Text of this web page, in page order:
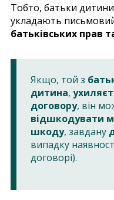
Тобто, батьки
укладають
батьківських прав
Якщо, той з
дитина,
договору, він
відшкодувати
шкоду, завдану
випадку
договорі).